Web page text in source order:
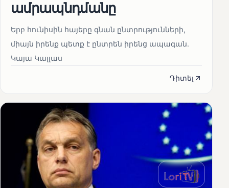
ամրապնդմանը
Երբ հունիսին հայերը գնան ընտրությունների,
միայն իրենք պետք է ընտրեն իրենց ապագան.
Կայա Կալլաս
Դիտել